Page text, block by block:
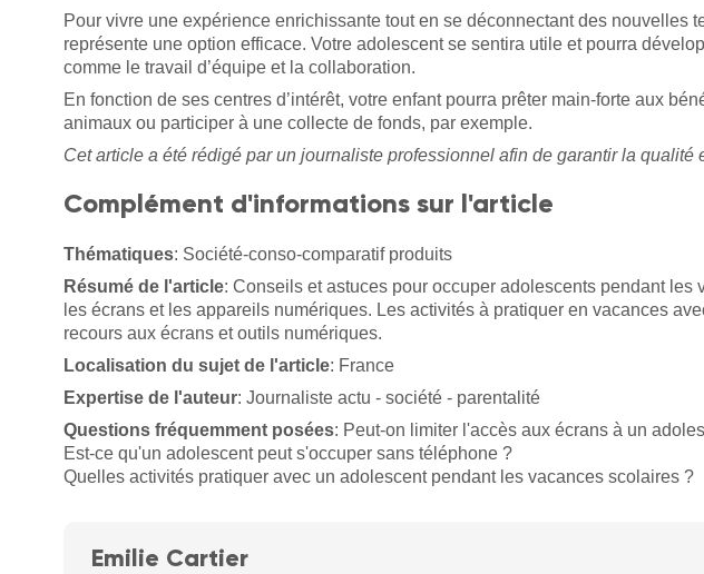
Pour vivre une expérience enrichissante tout en se déconnectant des nouvelles
représente une option efficace. Votre adolescent se sentira utile et pourra
comme le travail d’équipe et la collaboration.
En fonction de ses centres d’intérêt, votre enfant pourra prêter main-forte aux
animaux ou participer à une collecte de fonds, par exemple.
Cet article a été rédigé par un journaliste professionnel afin de garantir la qualité
Complément d'informations sur l'article
Thématiques: Société-conso-comparatif produits
Résumé de l'article: Conseils et astuces pour occuper adolescents pendant les
les écrans et les appareils numériques. Les activités à pratiquer en vacances
recours aux écrans et outils numériques.
Localisation du sujet de l'article: France
Expertise de l'auteur: Journaliste actu - société - parentalité
Questions fréquemment posées: Peut-on limiter l'accès aux écrans à un
Est-ce qu'un adolescent peut s'occuper sans téléphone ?
Quelles activités pratiquer avec un adolescent pendant les vacances scolaires ?
Emilie Cartier